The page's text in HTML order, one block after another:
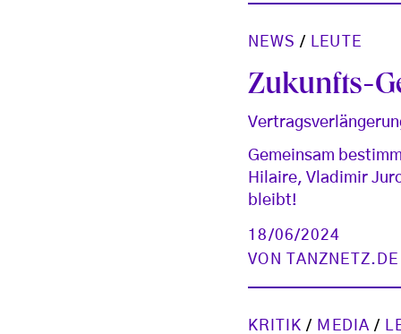
NEWS / LEUTE
Zukunfts-
Gemeinsam
Hilaire, Vladimir
bleibt!
18/06/2024
VON
KRITIK / MEDIA /